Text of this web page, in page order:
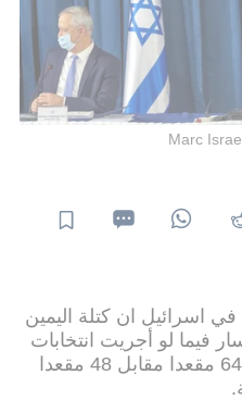
Marc
اسرائيل ان كتلة اليمين
فيما لو أجريت انتخابات
برلمانية اليوم إذ تحصل على 64 مقعدا مقابل 48 مقعدا